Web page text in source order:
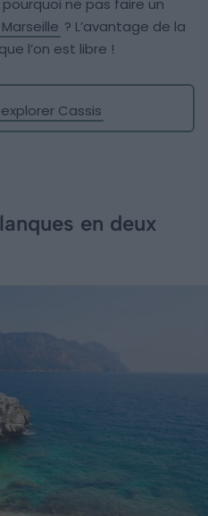
Marseille ? L’avantage de la
l’on est libre !
Cassis
en deux